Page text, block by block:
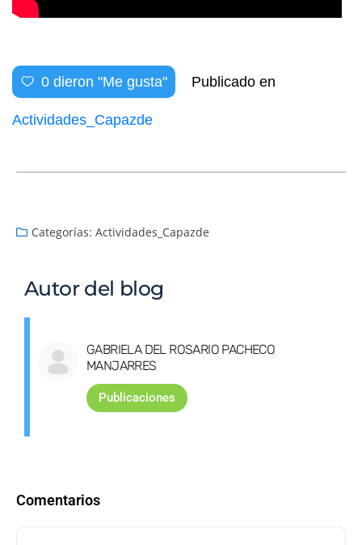
0 dieron "Me gusta" Publicado en
Actividades_Capazde
Categorías: Actividades_Capazde
Autor del blog
GABRIELA DEL ROSARIO PACHECO
MANJARRES
Publicaciones
Comentarios